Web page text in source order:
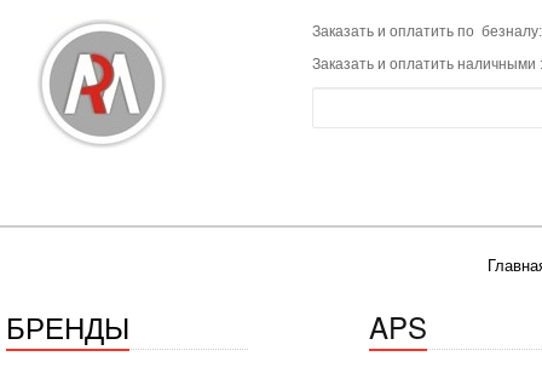
Заказать и оплатить по
Заказать и оплатить наличными
БРЕНДЫ
APS